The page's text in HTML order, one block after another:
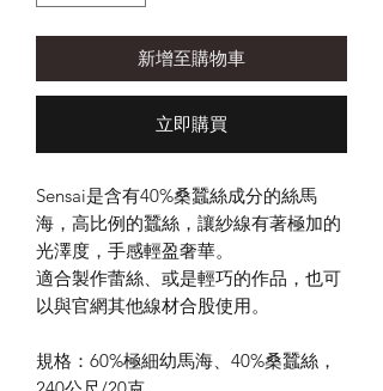
新增至購物車
立即購買
Sensai是含有40%桑蠶絲成分的絲馬
海，高比例的蠶絲，讓紗線有著極加的
光澤度，手感輕盈奢華。
適合製作蕾絲、或是輕巧的作品，也可
以與官網其他線材合股使用。
規格： 60%極細幼馬海、 40%桑蠶絲，